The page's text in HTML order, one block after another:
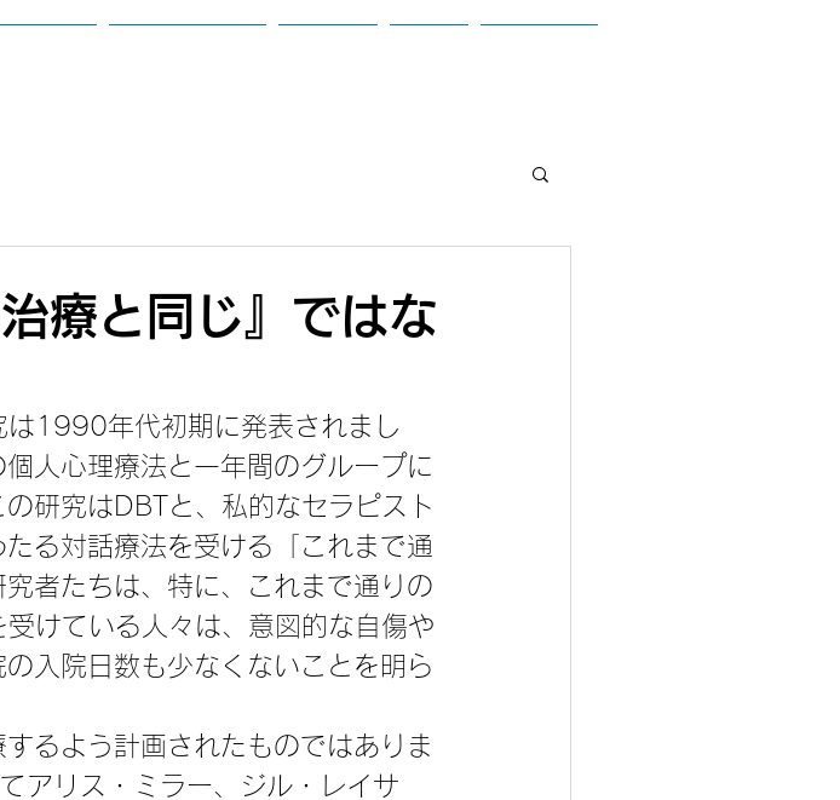
療と同じ』ではな
1990年代初期に発表されまし
人心理療法と一年間のグループに
研究はDBTと、私的なセラピスト
る対話療法を受ける「これまで通
者たちは、特に、これまで通りの
けている人々は、意図的な自傷や
入院日数も少なくないことを明ら
よう計画されたものではありま
アリス・ミラー、ジル・レイサ